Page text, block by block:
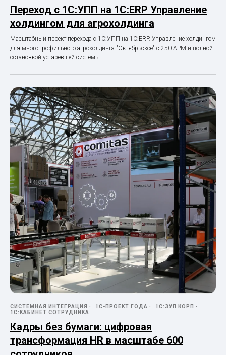
Переход с 1С:УПП на 1С:ERP Управление
холдингом для агрохолдинга
Масштабный проект перехода с 1С:УПП на 1С:ERP. Управление холдингом
для многопрофильного агрохолдинга "Октябрьское" с 250 АРМ и полной
остановкой устаревшей системы.
СИСТЕМНАЯ ИНТЕГРАЦИЯ 1С-ПРОЕКТ ГОДА
1С:ЗУП КОРП
1С:КАБИНЕТ СОТРУДНИКА
Кадры без бумаги: цифровая
трансформация HR в масштабе 600